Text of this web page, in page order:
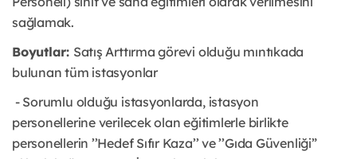
sağlamak.
Boyutlar: Satış Arttırma görevi olduğu mıntıkada
bulunan tüm istasyonlar
- Sorumlu olduğu istasyonlarda, istasyon
personellerine verilecek olan eğitimlerle birlikte
personellerin ’’Hedef Sıfır Kaza’’ ve ’’Gıda Güvenliği”